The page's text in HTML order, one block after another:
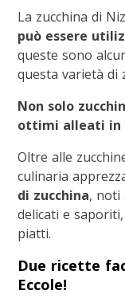
La zucchina di
può essere
queste sono
questa varietà di
Non solo
ottimi alleati in
Oltre alle
culinaria
di zucchina, noti
delicati e
piatti.
Due ricette
Eccole!